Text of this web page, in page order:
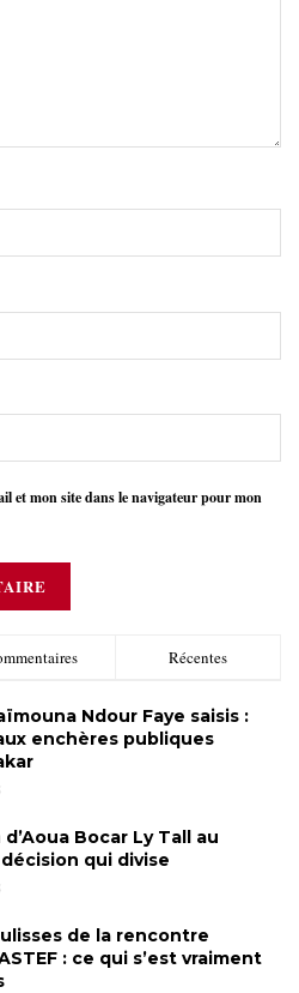
et mon site dans le navigateur pour mon
Récentes
Ndour Faye saisis :
enchères publiques
Bocar Ly Tall au
décision qui divise
de la rencontre
: ce qui s’est vraiment